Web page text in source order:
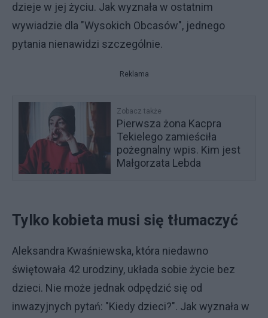
dzieje w jej życiu. Jak wyznała w ostatnim
wywiadzie dla "Wysokich Obcasów", jednego
pytania nienawidzi szczególnie.
Reklama
Zobacz także
Pierwsza żona Kacpra
Tekielego zamieściła
pożegnalny wpis. Kim jest
Małgorzata Lebda
Tylko kobieta musi się tłumaczyć
Aleksandra Kwaśniewska, która niedawno
świętowała 42 urodziny, układa sobie życie bez
dzieci. Nie może jednak odpędzić się od
inwazyjnych pytań: "Kiedy dzieci?". Jak wyznała w